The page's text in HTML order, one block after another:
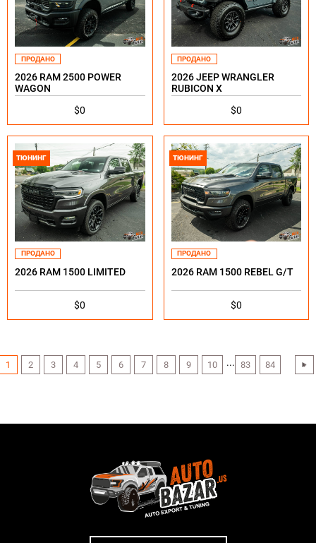
ПРОДАНО
2026 RAM 2500 POWER
WAGON
$0
ПРОДАНО
2026 JEEP WRANGLER
RUBICON X
$0
ТЮНИНГ
ПРОДАНО
2026 RAM 1500 LIMITED
$0
ТЮНИНГ
ПРОДАНО
2026 RAM 1500 REBEL G/T
$0
1 2 3 4 5 6 7 8 9 10 ... 83 84 ›